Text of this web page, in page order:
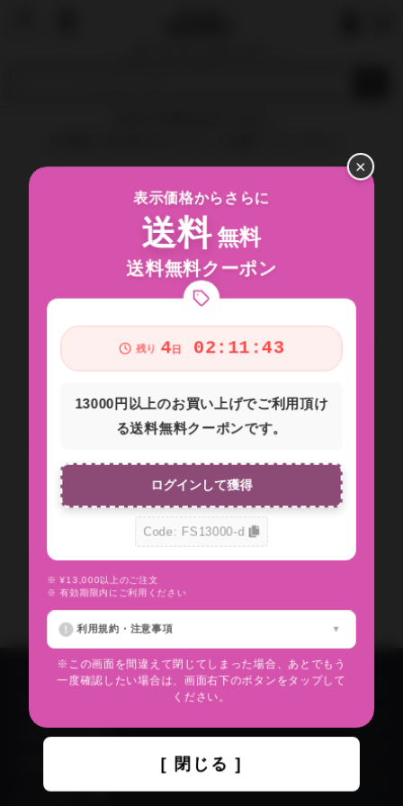
IN YOU MARKETについて
出品者成功事例
よくあるご質問
×
表示価格からさらに
送料 無料
送料無料クーポン
残り 4日 02:11:43
13000円以上のお買い上げでご利用頂け
る送料無料クーポンです。
ログインして獲得
Code: FS13000-d
※ ¥13,000以上のご注文
※ 有効期限内にご利用ください
利用規約・注意事項
※この画面を間違えて閉じてしまった場合、あとでもう
一度確認したい場合は、画面右下のボタンをタップして
ください。
[ 閉じる ]